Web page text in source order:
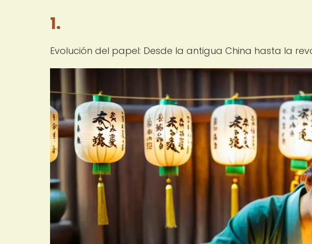
1.
Evolución del papel: Desde la antigua China hasta la